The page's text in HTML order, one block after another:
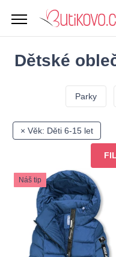
Dětské
Parky
× Věk: Děti 6-15 let
Náš tip